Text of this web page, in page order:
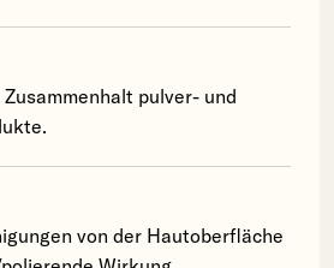
pulver- und
von der Hautoberfläche